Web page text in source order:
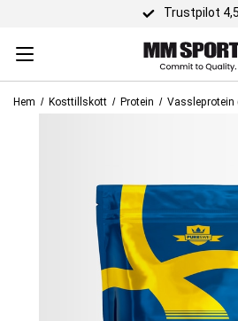
Trustpilot
Hem Kosttillskott Protein Vassleprotein